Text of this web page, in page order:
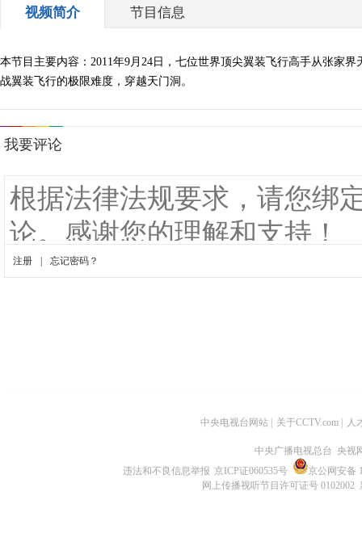
视频简介 节目信息
本节目主要内容：2011年9月24日，七位世界顶尖翼装飞行高手从张家
战翼装飞行的极限难度，穿越天门洞。
中央电视台网站 关于CCTV.com 人
中央广播电视总台 央视
违法和不良信息举报 京ICP证060535号
京公网安备
网上传播视听节目许可证号 0102002